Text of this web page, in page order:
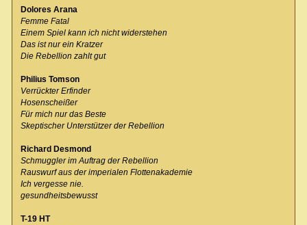
Dolores Arana
Femme Fatal
Einem Spiel kann ich nicht widerstehen
Das ist nur ein Kratzer
Die Rebellion zahlt gut
Philius Tomson
Verrückter Erfinder
Hosenscheißer
Für mich nur das Beste
Skeptischer Unterstützer der Rebellion
Richard Desmond
Schmuggler im Auftrag der Rebellion
Rauswurf aus der imperialen Flottenakademie
Ich vergesse nie.
gesundheitsbewusst
T-19 HT